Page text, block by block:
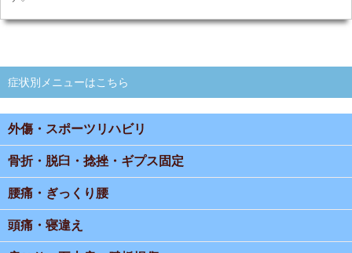
症状別メニューはこちら
外傷・スポーツリハビリ
骨折・脱臼・捻挫・ギプス固定
腰痛・ぎっくり腰
頭痛・寝違え